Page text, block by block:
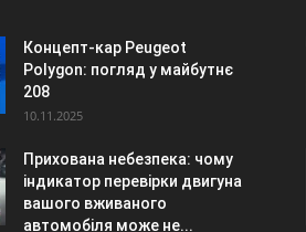
Концепт-кар Peugeot
Polygon: погляд у майбутнє
208
10.11.2025
Прихована небезпека: чому
індикатор перевірки двигуна
вашого вживаного
автомобіля може не...